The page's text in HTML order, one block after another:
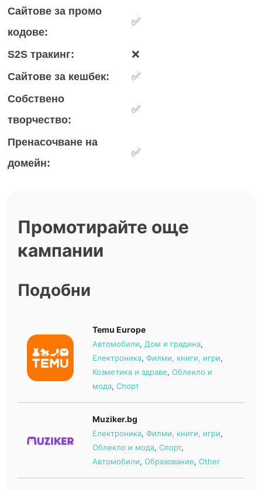
Сайтове за промо
кодове:
✅
S2S тракинг:
❌
Сайтове за кешбек:
✅
Собствено
творчество:
✅
Пренасочване на
домейн:
✅
Промотирайте още
кампании
Подобни
Temu Europe
Автомобили, Дом и градина,
Електроника, Филми, книги, игри,
Козметика и здраве, Облекло и
мода, Спорт
Muziker.bg
Електроника, Филми, книги, игри,
Облекло и мода, Спорт,
Автомобили, Образование, Other